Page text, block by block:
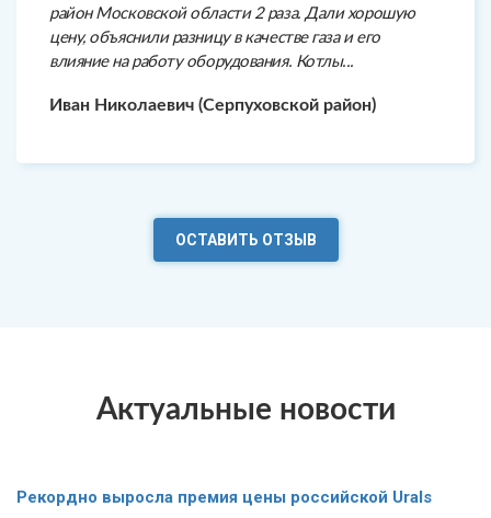
район Московской области 2 раза. Дали хорошую
цену, объяснили разницу в качестве газа и его
влияние на работу оборудования. Котлы...
Иван Николаевич (Серпуховской район)
ОСТАВИТЬ ОТЗЫВ
Актуальные новости
Рекордно выросла премия цены российской Urals